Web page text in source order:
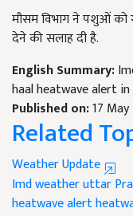
मौसम विभाग ने पशुओं को
देने की सलाह दी है.
English Summary:
haal heatwave alert
Published on:17
Related
Weather Update
Imd weatheruttar
heatwave alert